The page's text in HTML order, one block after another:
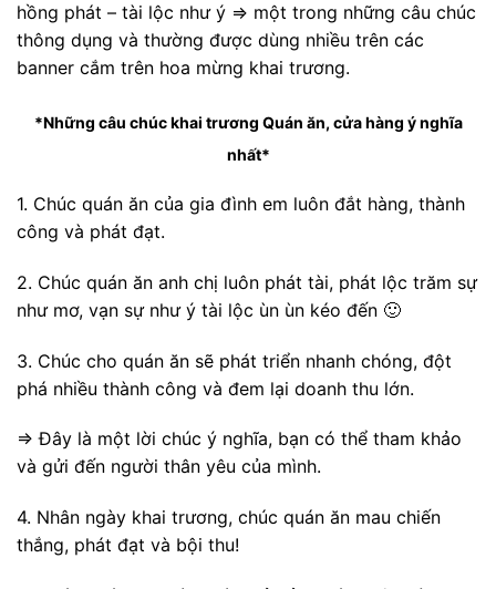
hồng phát – tài lộc như ý => một trong những câu chúc
thông dụng và thường được dùng nhiều trên các
banner cắm trên hoa mừng khai trương.
*Những câu chúc khai trương Quán ăn, cửa hàng ý nghĩa
nhất*
1. Chúc quán ăn của gia đình em luôn đắt hàng, thành
công và phát đạt.
2. Chúc quán ăn anh chị luôn phát tài, phát lộc trăm sự
như mơ, vạn sự như ý tài lộc ùn ùn kéo đến 🙂
3. Chúc cho quán ăn sẽ phát triển nhanh chóng, đột
phá nhiều thành công và đem lại doanh thu lớn.
=> Đây là một lời chúc ý nghĩa, bạn có thể tham khảo
và gửi đến người thân yêu của mình.
4. Nhân ngày khai trương, chúc quán ăn mau chiến
thắng, phát đạt và bội thu!